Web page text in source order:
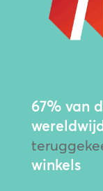
67% van
winkels